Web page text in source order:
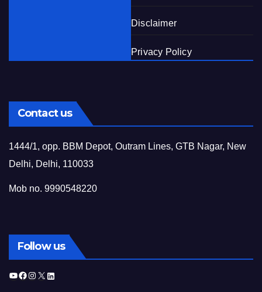
Disclaimer
Privacy Policy
Contact us
1444/1, opp. BBM Depot, Outram Lines, GTB Nagar, New
Delhi, Delhi, 110033
Mob no. 9990548220
Follow us
YouTube
Facebook
Instagram
X LinkedIn